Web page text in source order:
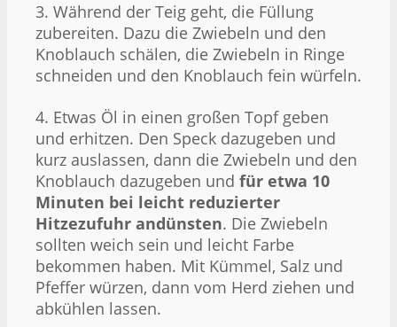
3. Während der Teig geht, die Füllung
zubereiten. Dazu die Zwiebeln und den
Knoblauch schälen, die Zwiebeln in Ringe
schneiden und den Knoblauch fein würfeln.
4. Etwas Öl in einen großen Topf geben
und erhitzen. Den Speck dazugeben und
kurz auslassen, dann die Zwiebeln und den
Knoblauch dazugeben und für etwa 10
Minuten bei leicht reduzierter
Hitzezufuhr andünsten. Die Zwiebeln
sollten weich sein und leicht Farbe
bekommen haben. Mit Kümmel, Salz und
Pfeffer würzen, dann vom Herd ziehen und
abkühlen lassen.